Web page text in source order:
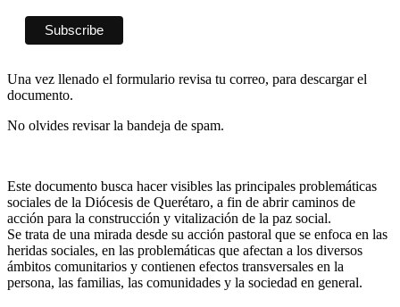
Una vez llenado el formulario revisa tu correo, para descargar el
documento.
No olvides revisar la bandeja de spam.
Este documento busca hacer visibles las principales problemáticas
sociales de la Diócesis de Querétaro, a fin de abrir caminos de
acción para la construcción y vitalización de la paz social.
Se trata de una mirada desde su acción pastoral que se enfoca en las
heridas sociales, en las problemáticas que afectan a los diversos
ámbitos comunitarios y contienen efectos transversales en la
persona, las familias, las comunidades y la sociedad en general.